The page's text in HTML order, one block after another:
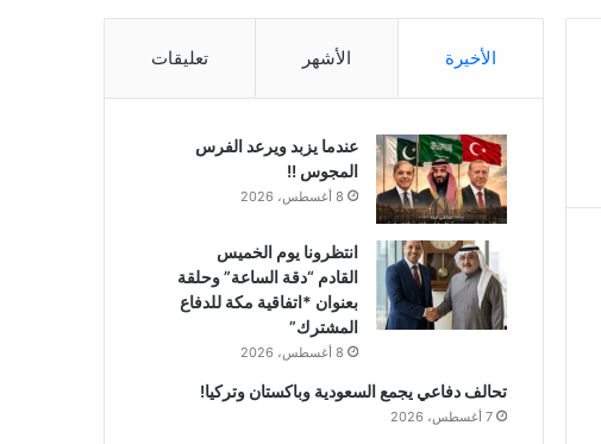
عن
الأخيرة الأشهر تعليقات
عندما يزبد ويرعد الفرس
المجوس !!
8 أغسطس، 2026
انتظرونا يوم الخميس
القادم “دقة الساعة” وحلقة
بعنوان *اتفاقية مكة للدفاع
المشترك”
8 أغسطس، 2026
تحالف دفاعي يجمع السعودية وباكستان وتركيا!
7 أغسطس، 2026